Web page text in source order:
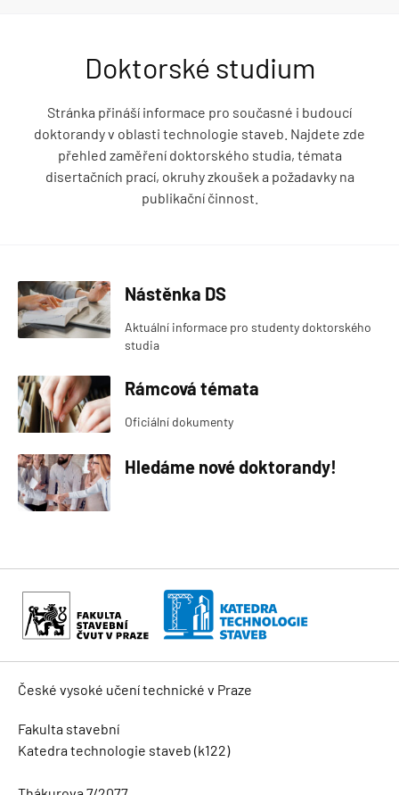
Doktorské studium
Stránka přináší informace pro současné i budoucí
doktorandy v oblasti technologie staveb. Najdete zde
přehled zaměření doktorského studia, témata
disertačních prací, okruhy zkoušek a požadavky na
publikační činnost.
Nástěnka DS
Aktuální informace pro studenty doktorského
studia
Rámcová témata
Oficiální dokumenty
Hledáme nové doktorandy!
České vysoké učení technické v Praze
Fakulta stavební
Katedra technologie staveb (k122)